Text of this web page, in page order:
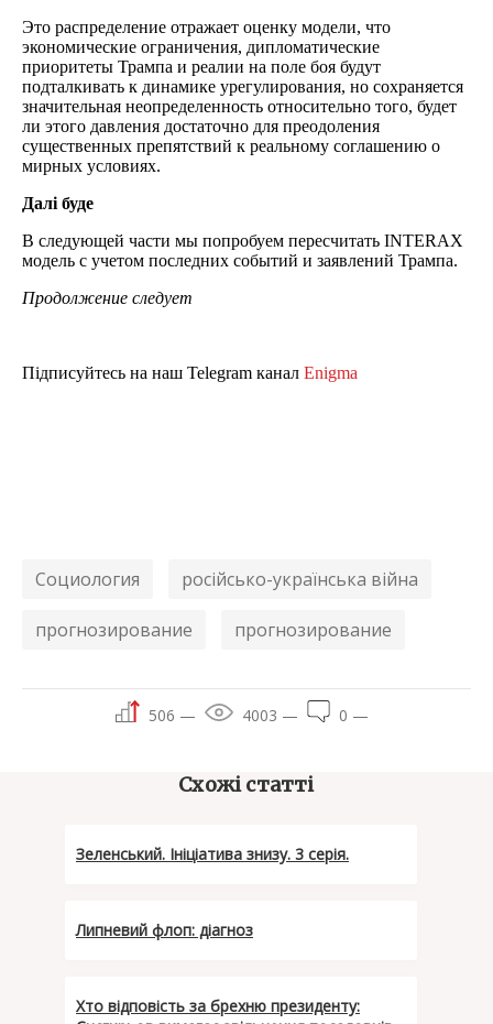
Это распределение отражает оценку модели, что
экономические ограничения, дипломатические
приоритеты Трампа и реалии на поле боя будут
подталкивать к динамике урегулирования, но сохраняется
значительная неопределенность относительно того, будет
ли этого давления достаточно для преодоления
существенных препятствий к реальному соглашению о
мирных условиях.
Далі буде
В следующей части мы попробуем пересчитать INTERAX
модель с учетом последних событий и заявлений Трампа.
Продолжение следует
Підписуйтесь на наш Telegram канал Enigma
Социология російсько-українська війна
прогнозирование прогнозирование
506 — 4003 — 0 —
Схожі статті
Зеленський. Ініціатива знизу. 3 серія.
Липневий флоп: діагноз
Хто відповість за брехню президенту: